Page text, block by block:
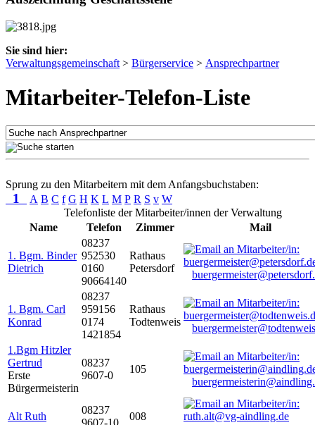
Sie sind hier:
Verwaltungsgemeinschaft > Bürgerservice > Ansprechpartner
Mitarbeiter-Telefon-Liste
Sprung zu den Mitarbeitern mit dem Anfangsbuchstaben:
1 A B C f G H K L M P R S v W
Telefonliste der Mitarbeiter/innen der Verwaltung
Name
Telefon Zimmer Mail
1. Bgm. Binder
Dietrich
08237
952530
0160
90664140
Rathaus
Petersdorf
1. Bgm. Carl
Konrad
08237
959156
0174
1421854
Rathaus
Todtenweis
1.Bgm Hitzler
Gertrud
Erste
Bürgermeisterin
08237
9607-0
105
Alt Ruth
08237
008